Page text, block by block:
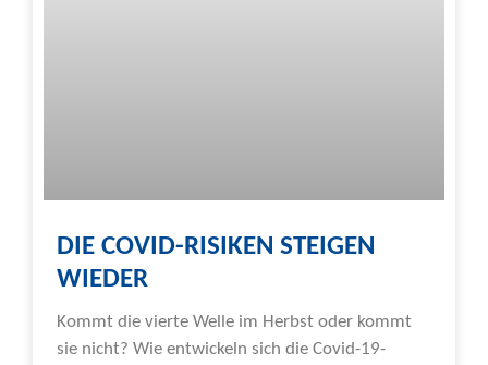
DIE COVID-RISIKEN STEIGEN
WIEDER
Kommt die vierte Welle im Herbst oder kommt
sie nicht? Wie entwickeln sich die Covid-19-